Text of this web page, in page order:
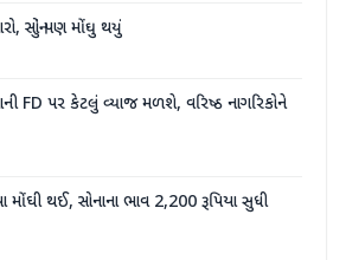
સોનું પણ મોંઘુ થયું
FD પર કેટલું વ્યાજ મળશે, વરિષ્ઠ નાગરિકોને
મોંઘી થઈ, સોનાના ભાવ 2,200 રૂપિયા સુધી